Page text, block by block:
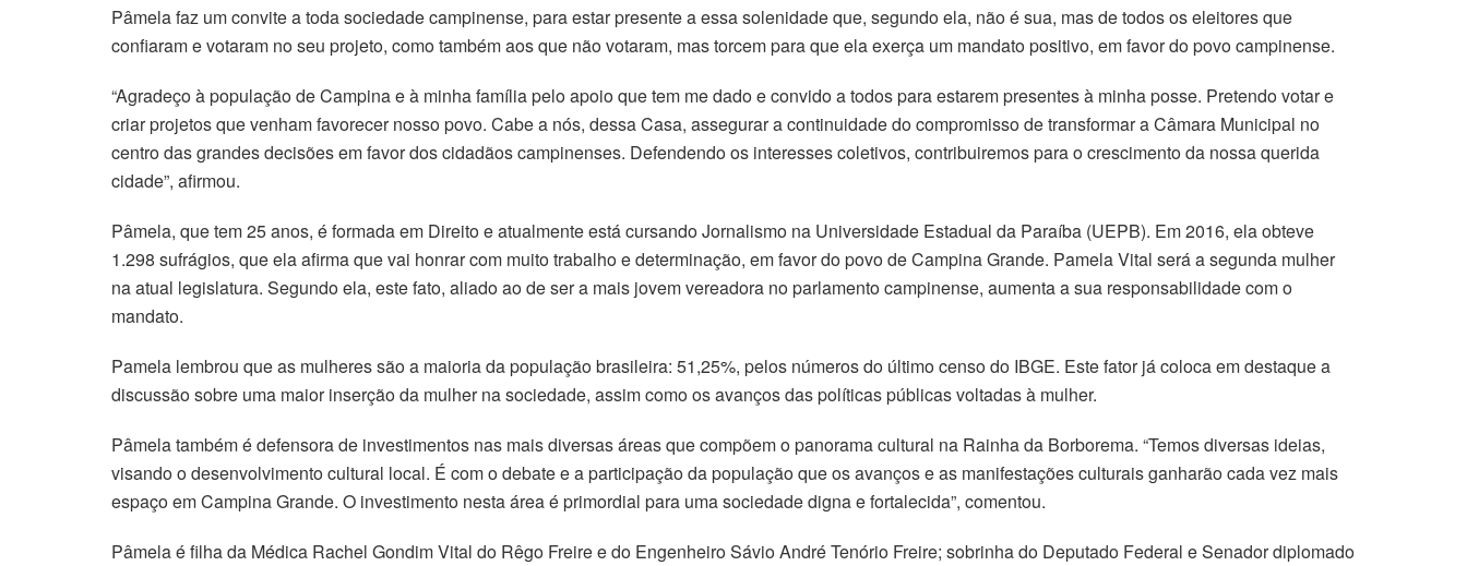
Pâmela faz um convite a toda sociedade campinense, para estar presente a essa solenidade que, segundo ela, não é sua, mas de todos os eleitores que
confiaram e votaram no seu projeto, como também aos que não votaram, mas torcem para que ela exerça um mandato positivo, em favor do povo campinense.
“Agradeço à população de Campina e à minha família pelo apoio que tem me dado e convido a todos para estarem presentes à minha posse. Pretendo votar e
criar projetos que venham favorecer nosso povo. Cabe a nós, dessa Casa, assegurar a continuidade do compromisso de transformar a Câmara Municipal no
centro das grandes decisões em favor dos cidadãos campinenses. Defendendo os interesses coletivos, contribuiremos para o crescimento da nossa querida
cidade”, afirmou.
Pâmela, que tem 25 anos, é formada em Direito e atualmente está cursando Jornalismo na Universidade Estadual da Paraíba (UEPB). Em 2016, ela obteve
1.298 sufrágios, que ela afirma que vai honrar com muito trabalho e determinação, em favor do povo de Campina Grande. Pamela Vital será a segunda mulher
na atual legislatura. Segundo ela, este fato, aliado ao de ser a mais jovem vereadora no parlamento campinense, aumenta a sua responsabilidade com o
mandato.
Pamela lembrou que as mulheres são a maioria da população brasileira: 51,25%, pelos números do último censo do IBGE. Este fator já coloca em destaque a
discussão sobre uma maior inserção da mulher na sociedade, assim como os avanços das políticas públicas voltadas à mulher.
Pâmela também é defensora de investimentos nas mais diversas áreas que compõem o panorama cultural na Rainha da Borborema. “Temos diversas ideias,
visando o desenvolvimento cultural local. É com o debate e a participação da população que os avanços e as manifestações culturais ganharão cada vez mais
espaço em Campina Grande. O investimento nesta área é primordial para uma sociedade digna e fortalecida”, comentou.
Pâmela é filha da Médica Rachel Gondim Vital do Rêgo Freire e do Engenheiro Sávio André Tenório Freire; sobrinha do Deputado Federal e Senador diplomado